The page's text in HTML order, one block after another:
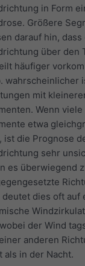
in Form
Größere
darauf hin, dass
über den
häufiger
wahrscheinlicher
mit
Wenn viele
etwa
ist die Prognose
sehr
es überwiegend
deutet dies oft auf
der Wind
anderen
als in der Nacht.